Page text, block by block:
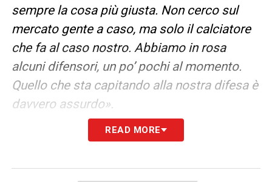
sempre la cosa più giusta. Non cerco sul
mercato gente a caso, ma solo il calciatore
che fa al caso nostro. Abbiamo in rosa
alcuni difensori, un po’ pochi al momento.
Quello che sta capitando alla nostra difesa è
davvero assurdo».
LA PLAYLIST DELLE NOSTRE TOP NEWS
READ MORE